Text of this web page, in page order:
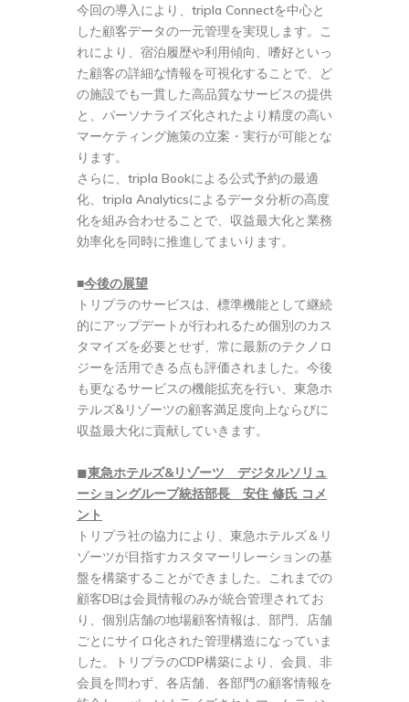
今回の導入により、tripla Connectを中心と
した顧客データの一元管理を実現します。こ
れにより、宿泊履歴や利用傾向、嗜好といっ
た顧客の詳細な情報を可視化することで、ど
の施設でも一貫した高品質なサービスの提供
と、パーソナライズ化されたより精度の高い
マーケティング施策の立案・実行が可能とな
ります。
さらに、tripla Bookによる公式予約の最適
化、tripla Analyticsによるデータ分析の高度
化を組み合わせることで、収益最大化と業務
効率化を同時に推進してまいります。
■今後の展望
トリプラのサービスは、標準機能として継続
的にアップデートが行われるため個別のカス
タマイズを必要とせず、常に最新のテクノロ
ジーを活用できる点も評価されました。今後
も更なるサービスの機能拡充を行い、東急ホ
テルズ&リゾーツの顧客満足度向上ならびに
収益最大化に貢献していきます。
◼︎東急ホテルズ&リゾーツ デジタルソリュ
ーショングループ統括部長 安住 修氏 コメ
ント
トリプラ社の協力により、東急ホテルズ＆リ
ゾーツが目指すカスタマーリレーションの基
盤を構築することができました。これまでの
顧客DBは会員情報のみが統合管理されてお
り、個別店舗の地場顧客情報は、部門、店舗
ごとにサイロ化された管理構造になっていま
した。トリプラのCDP構築により、会員、非
会員を問わず、各店舗、各部門の顧客情報を